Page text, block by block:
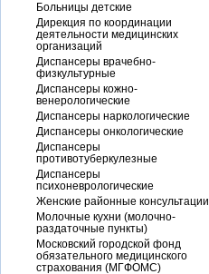
Больницы детские
Дирекция по координации
деятельности медицинских
организаций
Диспансеры врачебно-
физкультурные
Диспансеры кожно-
венерологические
Диспансеры наркологические
Диспансеры онкологические
Диспансеры
противотуберкулезные
Диспансеры
психоневрологические
Женские районные консультации
Молочные кухни (молочно-
раздаточные пункты)
Московский городской фонд
обязательного медицинского
страхования (МГФОМС)